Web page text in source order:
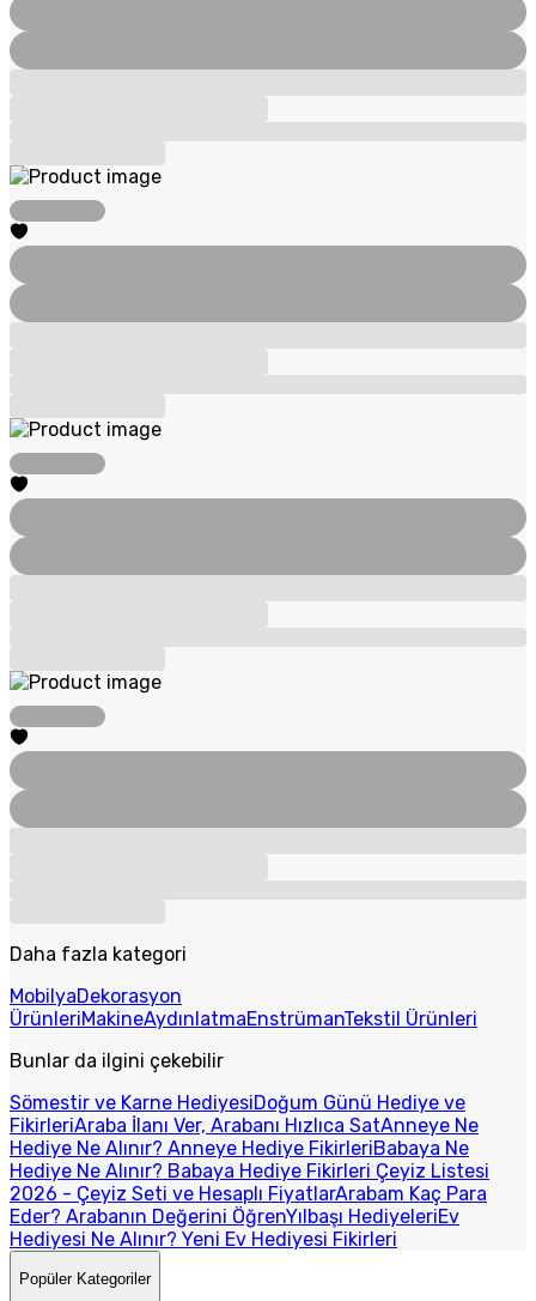
Daha fazla kategori
MobilyaDekorasyon
ÜrünleriMakineAydınlatmaEnstrümanTekstil Ürünleri
Bunlar da ilgini çekebilir
Sömestir ve Karne HediyesiDoğum Günü Hediye ve
FikirleriAraba İlanı Ver, Arabanı Hızlıca SatAnneye Ne
Hediye Ne Alınır? Anneye Hediye FikirleriBabaya Ne
Hediye Ne Alınır? Babaya Hediye Fikirleri Çeyiz Listesi
2026 - Çeyiz Seti ve Hesaplı FiyatlarArabam Kaç Para
Eder? Arabanın Değerini ÖğrenYılbaşı HediyeleriEv
Hediyesi Ne Alınır? Yeni Ev Hediyesi Fikirleri
Popüler Kategoriler